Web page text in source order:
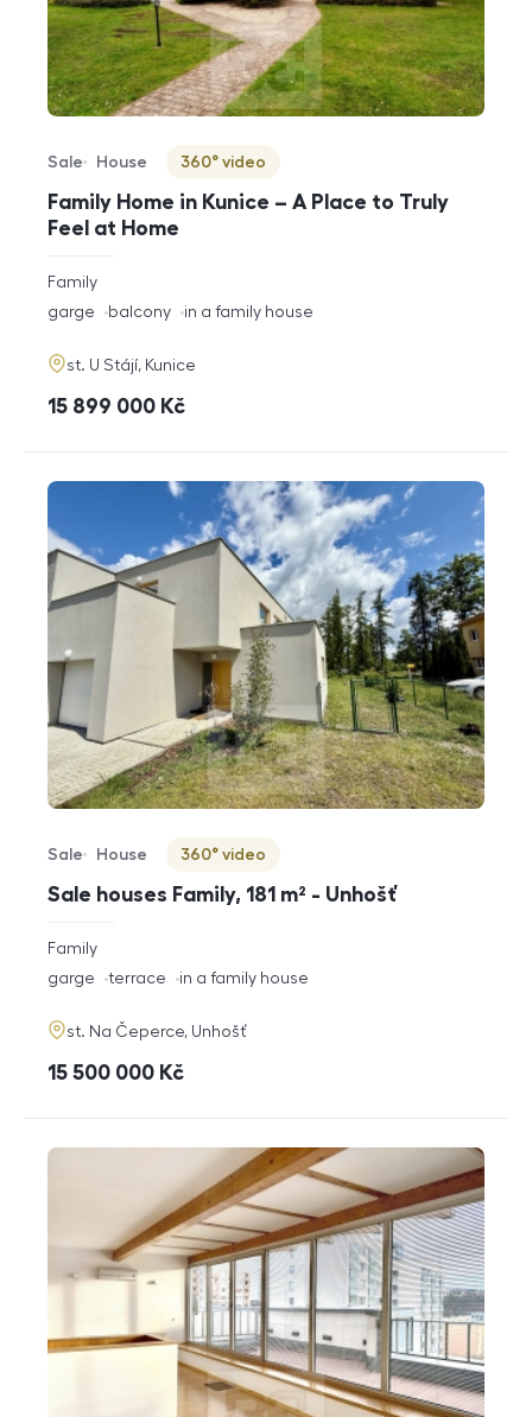
Family Home in Kunice – A Place to Truly
Feel at Home
Offer type
Sale
Property type
House
Virtuální prohlídka
360° video
rozměry
disposition
Family
funkce
garge balcony in a family house
adresa
st. U Stájí, Kunice
cena
15 899 000 Kč
Sale houses Family, 181 m² - Unhošť
Offer type
Sale
Property type
House
Virtuální prohlídka
360° video
rozměry
disposition
Family
funkce
garge terrace in a family house
adresa
st. Na Čeperce, Unhošť
cena
15 500 000 Kč